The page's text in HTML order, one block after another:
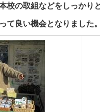
校の取組などをしっかり
て良い機会となりました。